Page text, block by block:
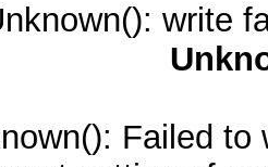
write
Failed